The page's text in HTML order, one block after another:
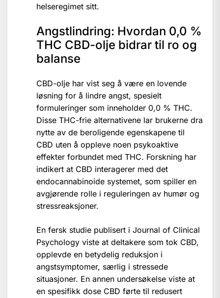
helseregimet sitt.
Angstlindring: Hvordan 0,0 %
THC CBD-olje bidrar til ro og
balanse
CBD-olje har vist seg å være en lovende
løsning for å lindre angst, spesielt
formuleringer som inneholder 0,0 % THC.
Disse THC-frie alternativene lar brukerne dra
nytte av de beroligende egenskapene til
CBD uten å oppleve noen psykoaktive
effekter forbundet med THC. Forskning har
indikert at CBD interagerer med det
endocannabinoide systemet, som spiller en
avgjørende rolle i reguleringen av humør og
stressreaksjoner.
En fersk studie publisert i Journal of Clinical
Psychology viste at deltakere som tok CBD,
opplevde en betydelig reduksjon i
angstsymptomer, særlig i stressede
situasjoner. En annen undersøkelse viste at
en spesifikk dose CBD førte til redusert